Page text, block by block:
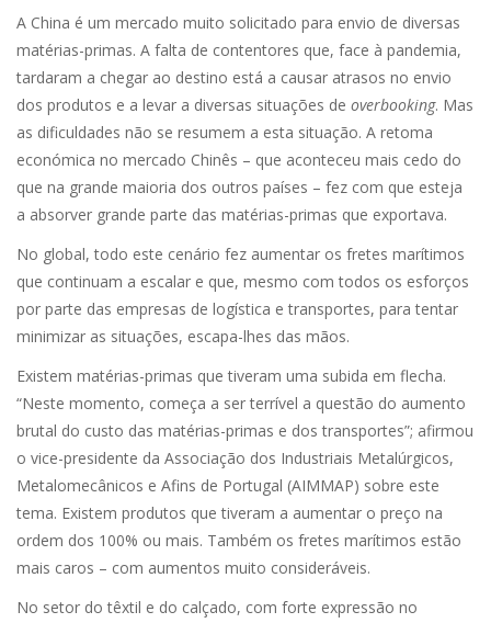
A China é um mercado muito solicitado para envio de diversas
matérias-primas. A falta de contentores que, face à pandemia,
tardaram a chegar ao destino está a causar atrasos no envio
dos produtos e a levar a diversas situações de overbooking. Mas
as dificuldades não se resumem a esta situação. A retoma
económica no mercado Chinês – que aconteceu mais cedo do
que na grande maioria dos outros países – fez com que esteja
a absorver grande parte das matérias-primas que exportava.
No global, todo este cenário fez aumentar os fretes marítimos
que continuam a escalar e que, mesmo com todos os esforços
por parte das empresas de logística e transportes, para tentar
minimizar as situações, escapa-lhes das mãos.
Existem matérias-primas que tiveram uma subida em flecha.
“Neste momento, começa a ser terrível a questão do aumento
brutal do custo das matérias-primas e dos transportes”; afirmou
o vice-presidente da Associação dos Industriais Metalúrgicos,
Metalomecânicos e Afins de Portugal (AIMMAP) sobre este
tema. Existem produtos que tiveram a aumentar o preço na
ordem dos 100% ou mais. Também os fretes marítimos estão
mais caros – com aumentos muito consideráveis.
No setor do têxtil e do calçado, com forte expressão no